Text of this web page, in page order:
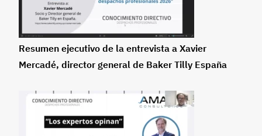
Resumen ejecutivo de la entrevista a Xavier
Mercadé, director general de Baker Tilly España